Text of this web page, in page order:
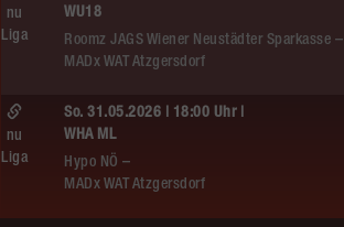
WU18
Roomz JAGS Wiener Neustädter Sparkasse –
MADx WAT Atzgersdorf
nu
Liga
So. 31.05.2026 | 18:00 Uhr |
WHA ML
Hypo NÖ –
MADx WAT Atzgersdorf
nu
Liga